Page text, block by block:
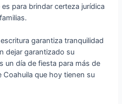
para brindar certeza jurídica
garantiza tranquilidad
dejar garantizado su
un día de fiesta para más de
que hoy tienen su